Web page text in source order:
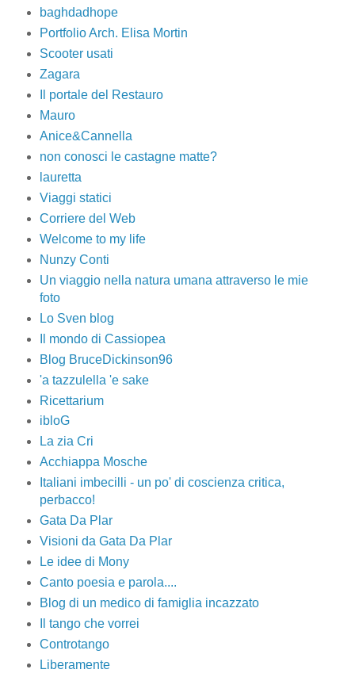
baghdadhope
Portfolio Arch. Elisa Mortin
Scooter usati
Zagara
Il portale del Restauro
Mauro
Anice&Cannella
non conosci le castagne matte?
lauretta
Viaggi statici
Corriere del Web
Welcome to my life
Nunzy Conti
Un viaggio nella natura umana attraverso le mie
foto
Lo Sven blog
Il mondo di Cassiopea
Blog BruceDickinson96
'a tazzulella 'e sake
Ricettarium
ibloG
La zia Cri
Acchiappa Mosche
Italiani imbecilli - un po' di coscienza critica,
perbacco!
Gata Da Plar
Visioni da Gata Da Plar
Le idee di Mony
Canto poesia e parola....
Blog di un medico di famiglia incazzato
Il tango che vorrei
Controtango
Liberamente